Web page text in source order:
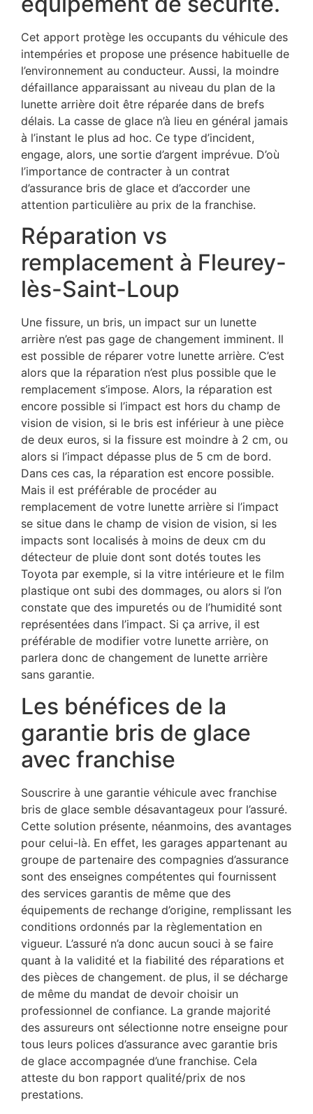
Cet apport protège les occupants du véhicule des
intempéries et propose une présence habituelle de
l’environnement au conducteur. Aussi, la moindre
défaillance apparaissant au niveau du plan de la
lunette arrière doit être réparée dans de brefs
délais. La casse de glace n’à lieu en général jamais
à l’instant le plus ad hoc. Ce type d’incident,
engage, alors, une sortie d’argent imprévue. D’où
l’importance de contracter à un contrat
d’assurance bris de glace et d’accorder une
attention particulière au prix de la franchise.
Réparation vs
remplacement à Fleurey-
lès-Saint-Loup
Une fissure, un bris, un impact sur un lunette
arrière n’est pas gage de changement imminent. Il
est possible de réparer votre lunette arrière. C’est
alors que la réparation n’est plus possible que le
remplacement s’impose. Alors, la réparation est
encore possible si l’impact est hors du champ de
vision de vision, si le bris est inférieur à une pièce
de deux euros, si la fissure est moindre à 2 cm, ou
alors si l’impact dépasse plus de 5 cm de bord.
Dans ces cas, la réparation est encore possible.
Mais il est préférable de procéder au
remplacement de votre lunette arrière si l’impact
se situe dans le champ de vision de vision, si les
impacts sont localisés à moins de deux cm du
détecteur de pluie dont sont dotés toutes les
Toyota par exemple, si la vitre intérieure et le film
plastique ont subi des dommages, ou alors si l’on
constate que des impuretés ou de l’humidité sont
représentées dans l’impact. Si ça arrive, il est
préférable de modifier votre lunette arrière, on
parlera donc de changement de lunette arrière
sans garantie.
Les bénéfices de la
garantie bris de glace
avec franchise
Souscrire à une garantie véhicule avec franchise
bris de glace semble désavantageux pour l’assuré.
Cette solution présente, néanmoins, des avantages
pour celui-là. En effet, les garages appartenant au
groupe de partenaire des compagnies d’assurance
sont des enseignes compétentes qui fournissent
des services garantis de même que des
équipements de rechange d’origine, remplissant les
conditions ordonnés par la règlementation en
vigueur. L’assuré n’a donc aucun souci à se faire
quant à la validité et la fiabilité des réparations et
des pièces de changement. de plus, il se décharge
de même du mandat de devoir choisir un
professionnel de confiance. La grande majorité
des assureurs ont sélectionne notre enseigne pour
tous leurs polices d’assurance avec garantie bris
de glace accompagnée d’une franchise. Cela
atteste du bon rapport qualité/prix de nos
prestations.